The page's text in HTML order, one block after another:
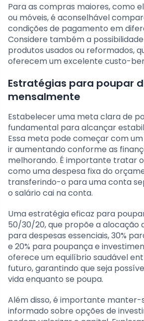
Para as compras maiores, como
ou móveis, é aconselhável
condições de pagamento em
Considere também a
produtos usados ou reformados,
oferecem um excelente custo-
Estratégias para poupar
mensalmente
Estabelecer uma meta clara de
fundamental para alcançar
Essa meta pode começar com
ir aumentando conforme as
melhorando. É importante tratar
como uma despesa fixa do
transferindo-o para uma conta
o salário cai na conta.
Uma estratégia eficaz para
50/30/20, que propõe a alocação
para despesas essenciais, 30%
e 20% para poupança e
oferece um equilíbrio saudável
futuro, garantindo que seja
vida enquanto se poupa.
Além disso, é importante manter-
informado sobre opções de